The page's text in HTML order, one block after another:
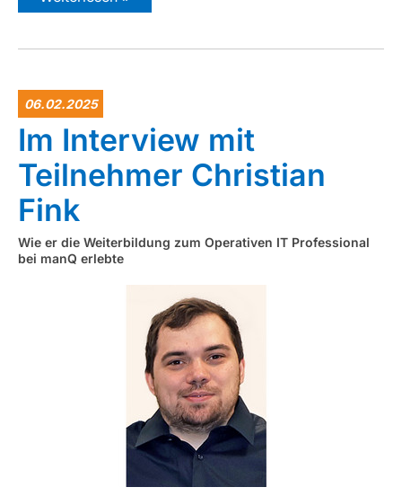
06.02.2025
Im Interview mit
Teilnehmer Christian
Fink
Wie er die Weiterbildung zum Operativen IT Professional
bei manQ erlebte